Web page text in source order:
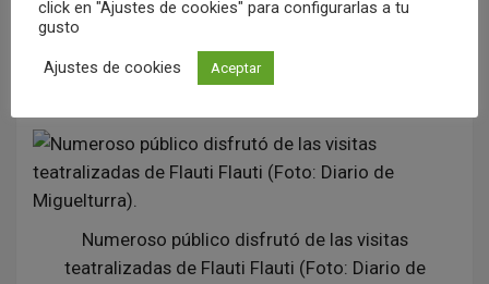
teatralizadas de Flauti Flauti (Foto: Diario de
Numeroso público disfrutó de las visitas
teatralizadas de Flauti Flauti (Foto: Diario de
click en "Ajustes de cookies" para configurarlas a tu
gusto
Ajustes de cookies Aceptar